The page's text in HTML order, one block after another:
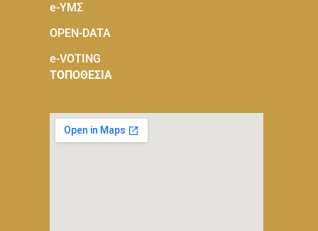
e-ΥΜΣ
OPEN-DATA
e-VOTING
ΤΟΠΟΘΕΣΙΑ